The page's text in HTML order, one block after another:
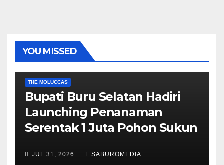
YOU MISSED
THE MOLUCCAS
Bupati Buru Selatan Hadiri
Launching Penanaman
Serentak 1 Juta Pohon Sukun
JUL 31, 2026 SABUROMEDIA
AMBON METRO JURNALISME AKTIVIS